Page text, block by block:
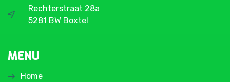
Rechterstraat 28a
5281 BW Boxtel
MENU
Home